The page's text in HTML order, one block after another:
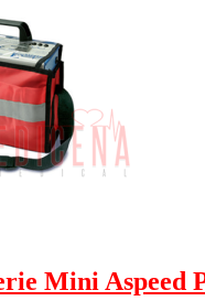
Mini Aspeed